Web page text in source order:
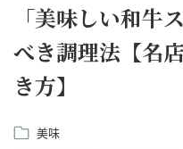
「美味しい和牛
べき調理法【名
き方】
美味